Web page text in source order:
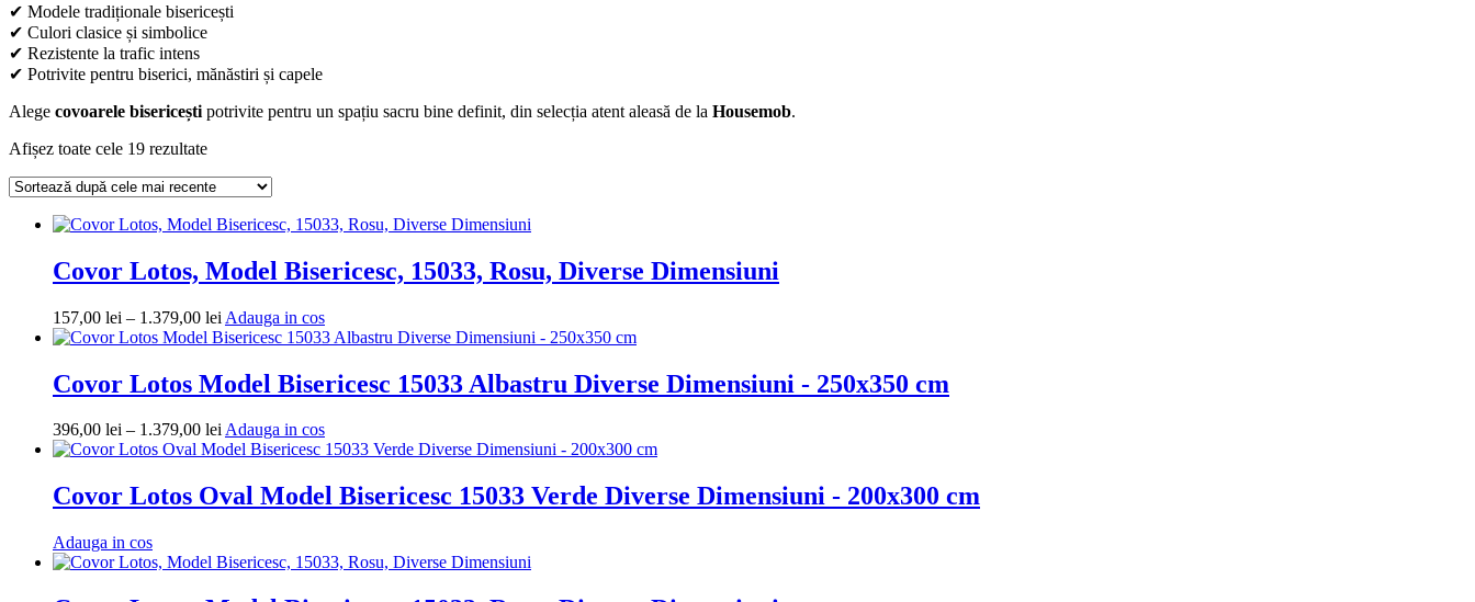
✔ Modele tradiționale bisericești
✔ Culori clasice și simbolice
✔ Rezistente la trafic intens
✔ Potrivite pentru biserici, mănăstiri și capele
Alege covoarele bisericești potrivite pentru un spațiu sacru bine definit, din selecția atent aleasă de la Housemob.
Afișez toate cele 19 rezultateSortat
cele
recente
Covor Lotos, Model Bisericesc, 15033, Rosu, Diverse Dimensiuni
157,00 lei – 1.379,00 lei Interval
de
157,00 lei
până
1.379,00 lei
Adauga in cosAdauga
in
Covor Lotos Model Bisericesc 15033 Albastru Diverse Dimensiuni - 250x350 cm
396,00 lei – 1.379,00 lei Interval
de
396,00 lei
până
Adauga in cosAdauga
in
Covor Lotos Oval Model Bisericesc 15033 Verde Diverse Dimensiuni - 200x300 cm
Adauga in cosAdauga
in